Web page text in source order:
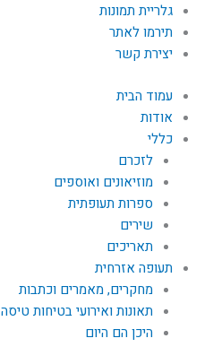
גלריית תמונות
תירמו לאתר
יצירת קשר
עמוד הבית
אודות
כללי
לזכרם
מוזיאונים ואוספים
ספרות תעופתית
שירים
תאריכים
תעופה אזרחית
מחקרים, מאמרים וכתבות
תאונות ואירועי בטיחות טיסה
היכן הם היום